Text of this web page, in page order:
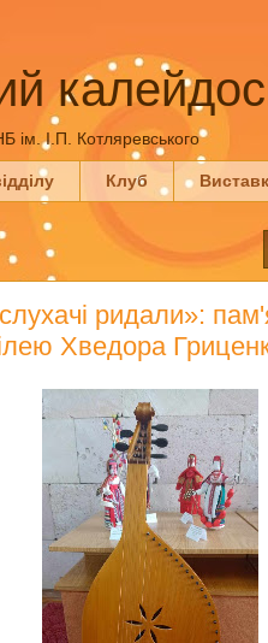
ім. І.П. Котляревського
Клуб
ридали»:
Хведора